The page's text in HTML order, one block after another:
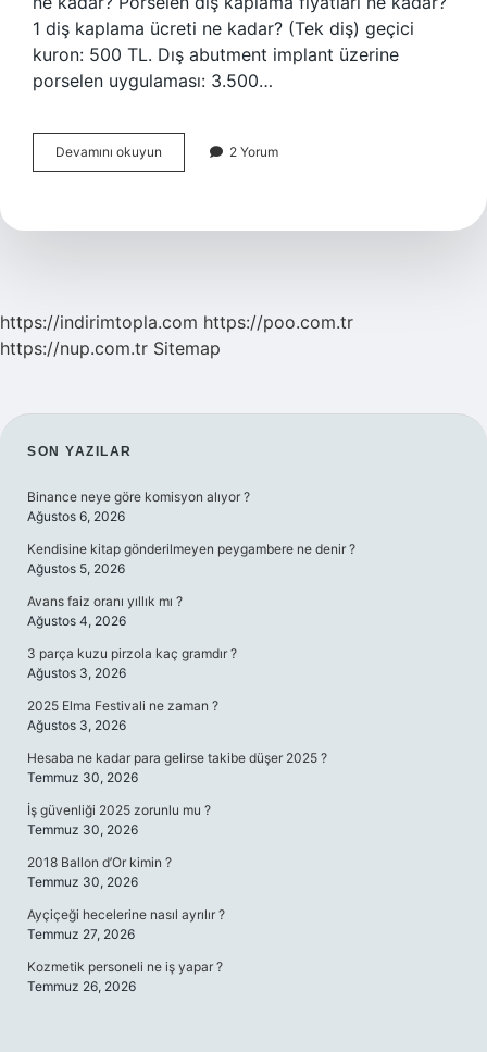
1 diş kaplama ücreti ne kadar? (Tek diş) geçici
kuron: 500 TL. Dış abutment implant üzerine
porselen uygulaması: 3.500…
Devamını okuyun
Tane
Fiyatı
2 Yorum
https://indirimtopla.com https://poo.com.tr
https://nup.com.tr Sitemap
SIDEBAR
SON YAZILAR
Binance neye göre komisyon alıyor ?
Ağustos 6, 2026
Kendisine kitap gönderilmeyen peygambere ne denir ?
Ağustos 5, 2026
Avans faiz oranı yıllık mı ?
Ağustos 4, 2026
3 parça kuzu pirzola kaç gramdır ?
Ağustos 3, 2026
2025 Elma Festivali ne zaman ?
Ağustos 3, 2026
Hesaba ne kadar para gelirse takibe düşer 2025 ?
Temmuz 30, 2026
İş güvenliği 2025 zorunlu mu ?
Temmuz 30, 2026
2018 Ballon d’Or kimin ?
Temmuz 30, 2026
Ayçiçeği hecelerine nasıl ayrılır ?
Temmuz 27, 2026
Kozmetik personeli ne iş yapar ?
Temmuz 26, 2026